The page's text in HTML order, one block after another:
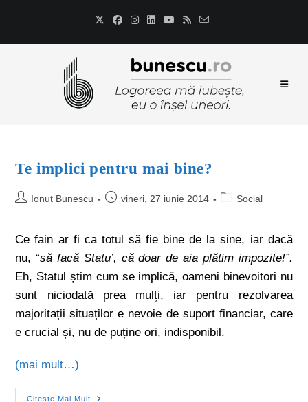
Te implici pentru mai bine?
Ionut Bunescu vineri, 27 iunie 2014 Social
Ce fain ar fi ca totul să fie bine de la sine, iar dacă
nu, “să facă Statu’, că doar de aia plătim impozite!”.
Eh, Statul știm cum se implică, oameni binevoitori nu
sunt niciodată prea mulți, iar pentru rezolvarea
majoritații situaților e nevoie de suport financiar, care
e crucial și, nu de puține ori, indisponibil.
(mai mult…)
Citește Mai Mult